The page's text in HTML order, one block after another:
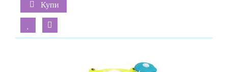
Купи